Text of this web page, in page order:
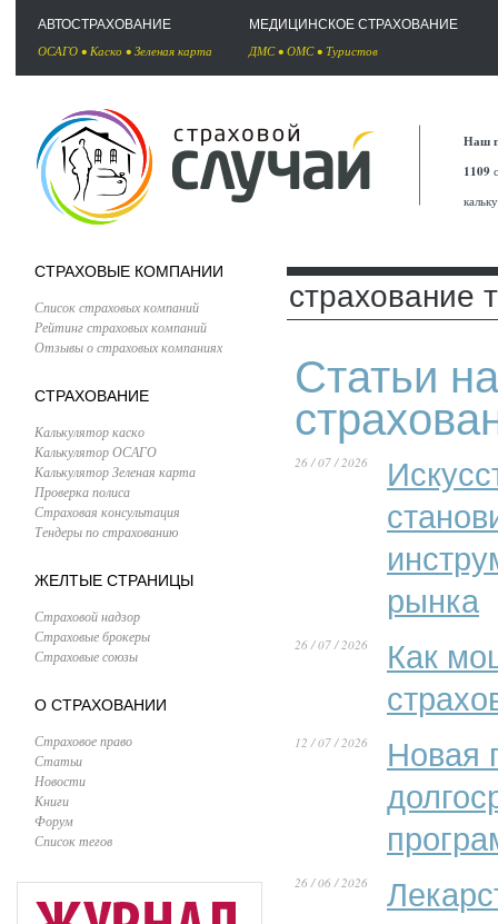
АВТОСТРАХОВАНИЕ
ОСАГО • Каско • Зеленая карта
МЕДИЦИНСКОЕ СТРАХОВАНИЕ
ДМС• ОМС• Туристов
Наш
1109
СТРАХОВЫЕ КОМПАНИИ
Список страховых компаний
Рейтинг страховых компаний
Отзывы о страховых компаниях
СТРАХОВАНИЕ
Калькулятор каско
Калькулятор ОСАГО
Калькулятор Зеленая карта
Проверка полиса
Страховая консультация
Тендеры по страхованию
ЖЕЛТЫЕ СТРАНИЦЫ
Страховой надзор
Страховые брокеры
Страховые союзы
О СТРАХОВАНИИ
Страховое право
Статьи
Новости
Книги
Форум
Список тегов
страхование
Статьи
26 / 07 / 2026
рынка
26 / 07 / 2026
Как
12 / 07 / 2026
Новая
26 / 06 / 2026